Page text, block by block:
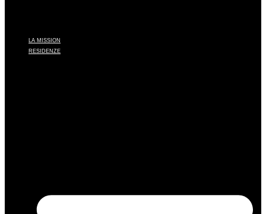
LA MISSION
RESIDENZE